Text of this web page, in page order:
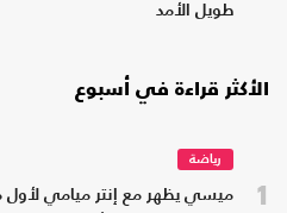
طويل الأمد
الأكثر قراءة في أسبوع
1
رياضة
ميسي يظهر مع إنتر ميامي لأول